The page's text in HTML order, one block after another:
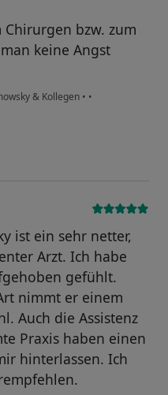
bzw. zum
keine Angst
& Kollegen • •
ist ein sehr netter,
Arzt. Ich habe
gefühlt.
nimmt er einem
Auch die Assistenz
Praxis haben einen
hinterlassen. Ich